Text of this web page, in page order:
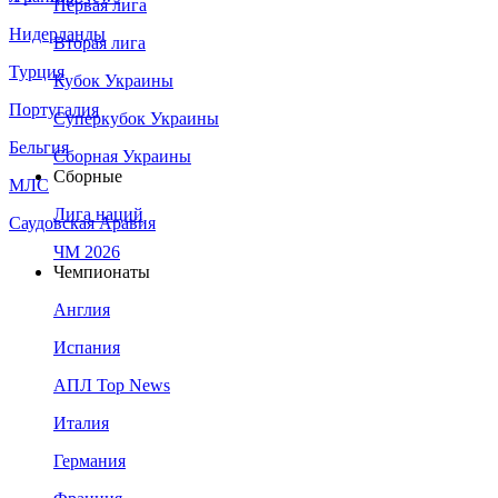
Нидерланды
Турция
Португалия
Бельгия
МЛС
Саудовская Аравия
Первая лига
Вторая лига
Кубок Украины
Суперкубок Украины
Сборная Украины
Сборные
Лига наций
ЧМ 2026
Чемпионаты
Англия
Испания
АПЛ Top News
Италия
Германия